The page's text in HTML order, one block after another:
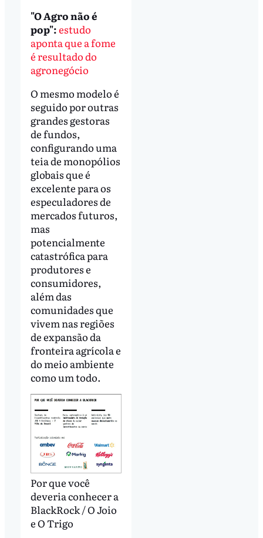
"O Agro não é
pop":estudo
aponta que a fome
é resultado do
agronegócio
O mesmo modelo é
seguido por outras
grandes gestoras
de fundos,
configurando uma
teia de monopólios
globais que é
excelente para os
especuladores de
mercados futuros,
mas
potencialmente
catastrófica para
produtores e
consumidores,
além das
comunidades que
vivem nas regiões
de expansão da
fronteira agrícola e
do meio ambiente
como um todo.
Por que você
deveria conhecer a
BlackRock / O Joio
e O Trigo